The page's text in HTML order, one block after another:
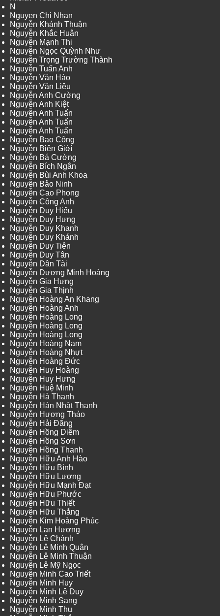
N
Nguyen Chi Nhan
Nguyễn Khánh Thuận
Nguyễn Khắc Huân
Nguyễn Mạnh Thi
Nguyễn Ngọc Quỳnh Như
Nguyễn Trọng Trường Thành
Nguyễn Tuấn Anh
Nguyễn Văn Hào
Nguyễn Văn Liêu
Nguyễn Anh Cường
Nguyễn Anh Kiệt
Nguyễn Anh Tuấn
Nguyễn Anh Tuấn
Nguyễn Anh Tuấn
Nguyễn Bao Công
Nguyễn Biên Giới
Nguyễn Bá Cường
Nguyễn Bích Ngân
Nguyễn Bùi Anh Khoa
Nguyễn Bảo Ninh
Nguyễn Cao Phong
Nguyễn Công Anh
Nguyễn Duy Hiếu
Nguyễn Duy Hưng
Nguyễn Duy Khanh
Nguyễn Duy Khánh
Nguyễn Duy Tiên
Nguyễn Duy Tân
Nguyễn Dân Tài
Nguyễn Dương Minh Hoàng
Nguyễn Gia Hưng
Nguyễn Gia Thịnh
Nguyễn Hoàng An Khang
Nguyễn Hoàng Anh
Nguyễn Hoàng Long
Nguyễn Hoàng Long
Nguyễn Hoàng Long
Nguyễn Hoàng Nam
Nguyễn Hoàng Nhựt
Nguyễn Hoàng Đức
Nguyễn Huy Hoàng
Nguyễn Huy Hưng
Nguyễn Huệ Minh
Nguyễn Hà Thanh
Nguyễn Hàn Nhật Thanh
Nguyễn Hương Thảo
Nguyễn Hải Đăng
Nguyễn Hồng Diễm
Nguyễn Hồng Sơn
Nguyễn Hồng Thanh
Nguyễn Hữu Anh Hào
Nguyễn Hữu Bình
Nguyễn Hữu Lượng
Nguyễn Hữu Mạnh Đạt
Nguyễn Hữu Phước
Nguyễn Hữu Thiết
Nguyễn Hữu Thắng
Nguyễn Kim Hoàng Phúc
Nguyễn Lan Hương
Nguyễn Lê Chánh
Nguyễn Lê Minh Quân
Nguyễn Lê Minh Thuận
Nguyễn Lê Mỹ Ngọc
Nguyễn Minh Cao Triết
Nguyễn Minh Huy
Nguyễn Minh Lê Duy
Nguyễn Minh Sang
Nguyễn Minh Thu